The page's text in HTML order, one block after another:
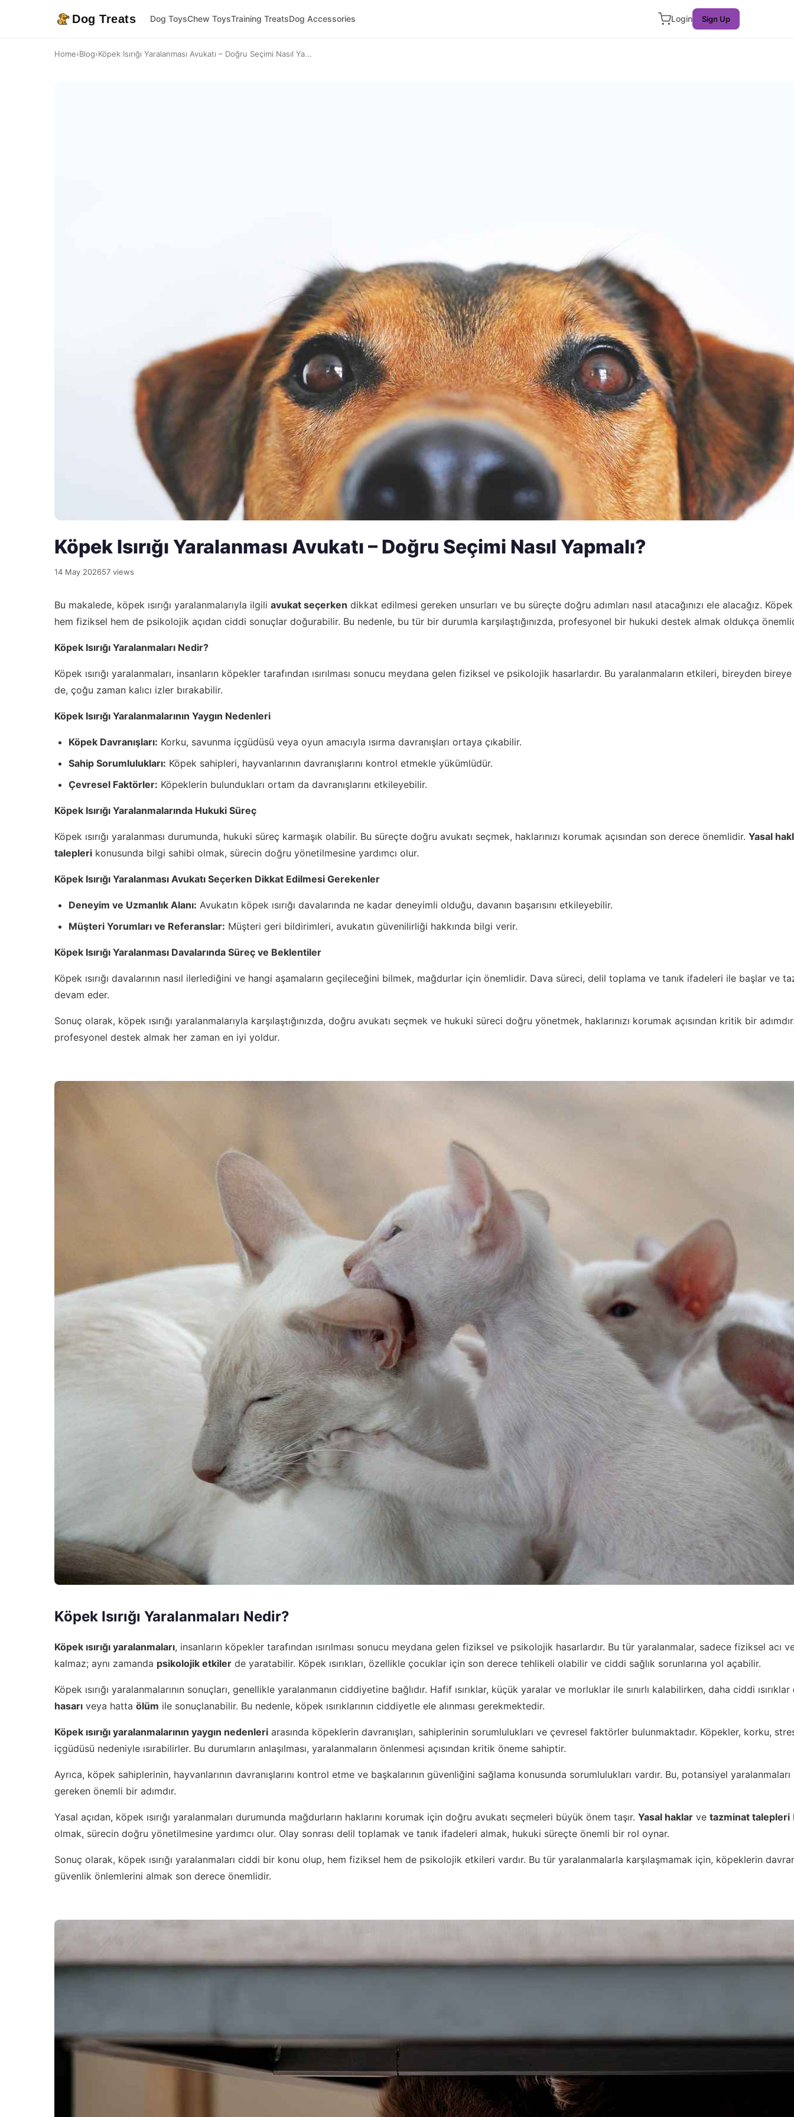
Dog Treats Dog ToysChew ToysTraining TreatsDog Accessories Login Sign Up
Home›Blog›Köpek Isırığı Yaralanması Avukatı – Doğru Seçimi Nasıl Ya...
Köpek Isırığı Yaralanması Avukatı – Doğru Seçimi Nasıl Yapmalı?
14 May 202657 views
Bu makalede, köpek ısırığı yaralanmalarıyla ilgili avukat seçerken dikkat edilmesi gereken unsurları ve bu süreçte doğru adımları nasıl atacağınızı ele alacağız. Köpek
hem fiziksel hem de psikolojik açıdan ciddi sonuçlar doğurabilir. Bu nedenle, bu tür bir durumla karşılaştığınızda, profesyonel bir hukuki destek almak oldukça
Köpek Isırığı Yaralanmaları Nedir?
Köpek ısırığı yaralanmaları, insanların köpekler tarafından ısırılması sonucu meydana gelen fiziksel ve psikolojik hasarlardır. Bu yaralanmaların etkileri, bireyden
de, çoğu zaman kalıcı izler bırakabilir.
Köpek Isırığı Yaralanmalarının Yaygın Nedenleri
Köpek Davranışları: Korku, savunma içgüdüsü veya oyun amacıyla ısırma davranışları ortaya çıkabilir.
Sahip Sorumlulukları: Köpek sahipleri, hayvanlarının davranışlarını kontrol etmekle yükümlüdür.
Çevresel Faktörler: Köpeklerin bulundukları ortam da davranışlarını etkileyebilir.
Köpek Isırığı Yaralanmalarında Hukuki Süreç
Köpek ısırığı yaralanması durumunda, hukuki süreç karmaşık olabilir. Bu süreçte doğru avukatı seçmek, haklarınızı korumak açısından son derece önemlidir. Yasal
talepleri konusunda bilgi sahibi olmak, sürecin doğru yönetilmesine yardımcı olur.
Köpek Isırığı Yaralanması Avukatı Seçerken Dikkat Edilmesi Gerekenler
Deneyim ve Uzmanlık Alanı: Avukatın köpek ısırığı davalarında ne kadar deneyimli olduğu, davanın başarısını etkileyebilir.
Müşteri Yorumları ve Referanslar: Müşteri geri bildirimleri, avukatın güvenilirliği hakkında bilgi verir.
Köpek Isırığı Yaralanması Davalarında Süreç ve Beklentiler
Köpek ısırığı davalarının nasıl ilerlediğini ve hangi aşamaların geçileceğini bilmek, mağdurlar için önemlidir. Dava süreci, delil toplama ve tanık ifadeleri ile başlar ve
devam eder.
Sonuç olarak, köpek ısırığı yaralanmalarıyla karşılaştığınızda, doğru avukatı seçmek ve hukuki süreci doğru yönetmek, haklarınızı korumak açısından kritik bir
profesyonel destek almak her zaman en iyi yoldur.
Köpek Isırığı Yaralanmaları Nedir?
Köpek ısırığı yaralanmaları, insanların köpekler tarafından ısırılması sonucu meydana gelen fiziksel ve psikolojik hasarlardır. Bu tür yaralanmalar, sadece fiziksel acı ve
kalmaz; aynı zamanda psikolojik etkiler de yaratabilir. Köpek ısırıkları, özellikle çocuklar için son derece tehlikeli olabilir ve ciddi sağlık sorunlarına yol açabilir.
Köpek ısırığı yaralanmalarının sonuçları, genellikle yaralanmanın ciddiyetine bağlıdır. Hafif ısırıklar, küçük yaralar ve morluklar ile sınırlı kalabilirken, daha ciddi ısırıklar
hasarı veya hatta ölüm ile sonuçlanabilir. Bu nedenle, köpek ısırıklarının ciddiyetle ele alınması gerekmektedir.
Köpek ısırığı yaralanmalarının yaygın nedenleri arasında köpeklerin davranışları, sahiplerinin sorumlulukları ve çevresel faktörler bulunmaktadır. Köpekler, korku,
içgüdüsü nedeniyle ısırabilirler. Bu durumların anlaşılması, yaralanmaların önlenmesi açısından kritik öneme sahiptir.
Ayrıca, köpek sahiplerinin, hayvanlarının davranışlarını kontrol etme ve başkalarının güvenliğini sağlama konusunda sorumlulukları vardır. Bu, potansiyel yaralanmaları
gereken önemli bir adımdır.
Yasal açıdan, köpek ısırığı yaralanmaları durumunda mağdurların haklarını korumak için doğru avukatı seçmeleri büyük önem taşır. Yasal haklar ve tazminat talepleri
olmak, sürecin doğru yönetilmesine yardımcı olur. Olay sonrası delil toplamak ve tanık ifadeleri almak, hukuki süreçte önemli bir rol oynar.
Sonuç olarak, köpek ısırığı yaralanmaları ciddi bir konu olup, hem fiziksel hem de psikolojik etkileri vardır. Bu tür yaralanmalarla karşılaşmamak için, köpeklerin
güvenlik önlemlerini almak son derece önemlidir.